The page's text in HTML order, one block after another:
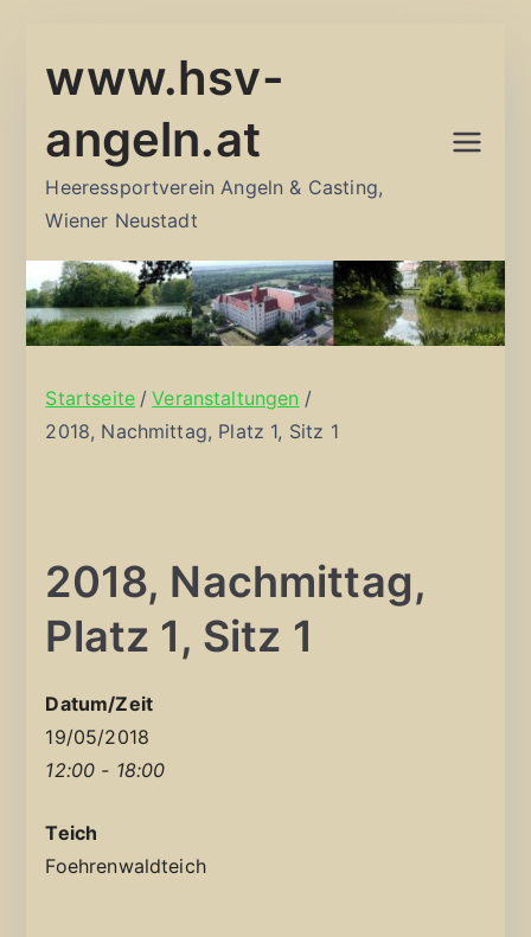
Inhalt
www.hsv-
angeln.at
Heeressportverein Angeln & Casting,
Wiener Neustadt
Startseite
Veranstaltungen
2018, Nachmittag, Platz 1, Sitz 1
2018, Nachmittag,
Platz 1, Sitz 1
Datum/Zeit
19/05/2018
12:00 - 18:00
Teich
Foehrenwaldteich